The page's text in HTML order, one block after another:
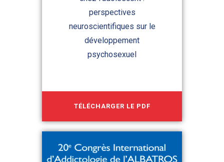
perspectives
neuroscientifiques sur le
développement
psychosexuel
TÉLÉCHARGER LE PDF